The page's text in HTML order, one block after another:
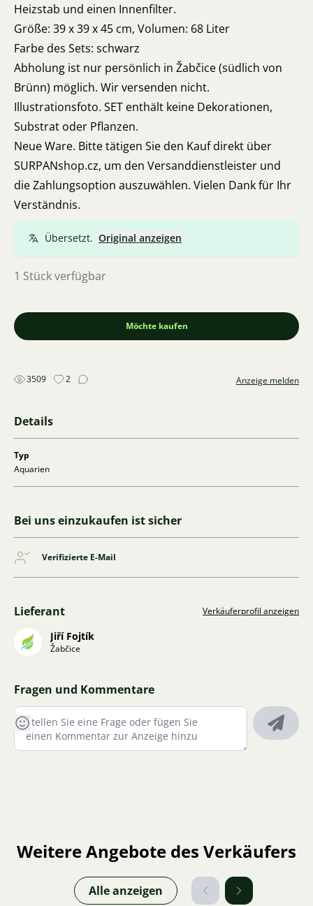
Heizstab und einen Innenfilter.
Größe: 39 x 39 x 45 cm, Volumen: 68 Liter
Farbe des Sets: schwarz
Abholung ist nur persönlich in Žabčice (südlich von
Brünn) möglich. Wir versenden nicht.
Illustrationsfoto. SET enthält keine Dekorationen,
Substrat oder Pflanzen.
Neue Ware. Bitte tätigen Sie den Kauf direkt über
SURPANshop.cz, um den Versanddienstleister und
die Zahlungsoption auszuwählen. Vielen Dank für Ihr
Verständnis.
Übersetzt. Original anzeigen
1 Stück verfügbar
Möchte kaufen
3509 2 Anzeige melden
Details
Typ
Aquarien
Bei uns einzukaufen ist sicher
Verifizierte E-Mail
Lieferant Verkäuferprofil anzeigen
Jiří Fojtík
Žabčice
Fragen und Kommentare
Weitere Angebote des Verkäufers
Alle anzeigen